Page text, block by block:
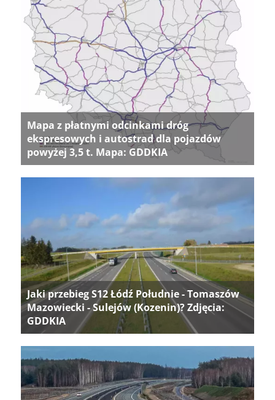
Mapa z płatnymi odcinkami dróg
ekspresowych i autostrad dla pojazdów
powyżej 3,5 t. Mapa: GDDKIA
Jaki przebieg S12 Łódź Południe - Tomaszów
Mazowiecki - Sulejów (Kozenin)? Zdjęcia:
GDDKIA